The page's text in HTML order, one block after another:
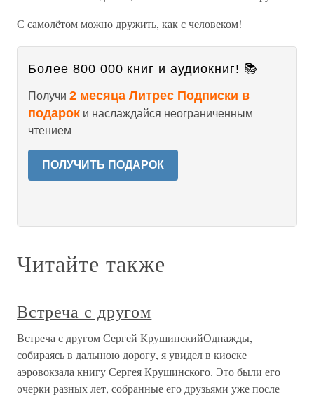
С самолётом можно дружить, как с человеком!
Более 800 000 книг и аудиокниг! 📚
Получи 2 месяца Литрес Подписки в
подарок и наслаждайся неограниченным
чтением
ПОЛУЧИТЬ ПОДАРОК
Читайте также
Встреча с другом
Встреча с другом Сергей КрушинскийОднажды,
собираясь в дальнюю дорогу, я увидел в киоске
аэровокзала книгу Сергея Крушинского. Это были его
очерки разных лет, собранные его друзьями уже после